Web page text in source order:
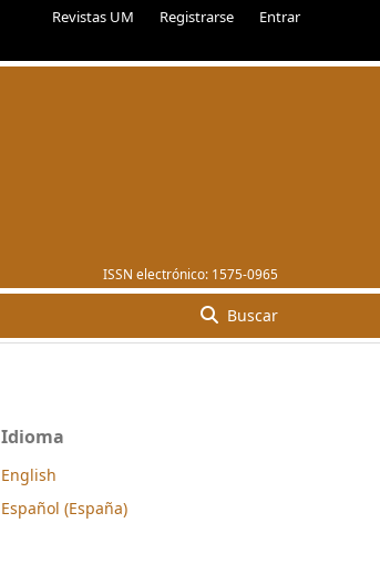
Revistas UM Registrarse Entrar
ISSN electrónico: 1575-0965
Buscar
Idioma
English
Español (España)